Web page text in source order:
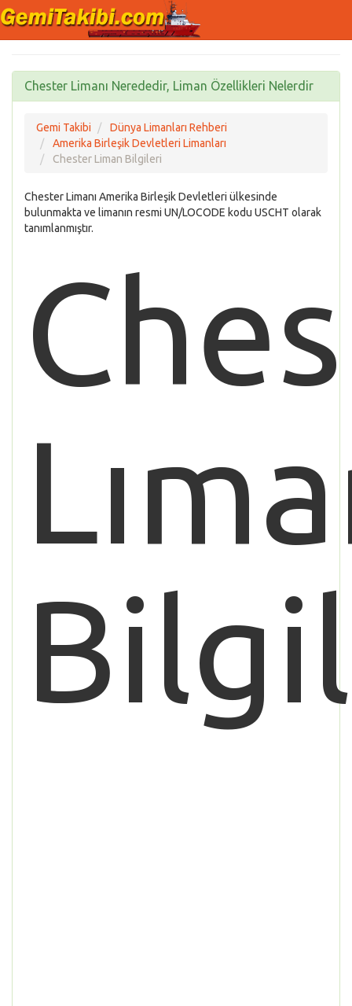
Chester Limanı Nerededir, Liman Özellikleri Nelerdir
Gemi Takibi
Dünya Limanları Rehberi
Amerika Birleşik Devletleri Limanları
Chester Liman Bilgileri
Chester Limanı Amerika Birleşik Devletleri ülkesinde
bulunmakta ve limanın resmi UN/LOCODE kodu USCHT olarak
tanımlanmıştır.